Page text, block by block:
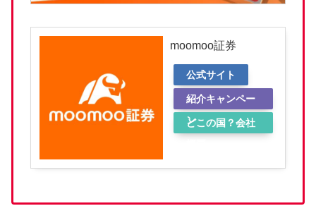
moomoo証券
公式サイト
紹介キャンペー
ン
どこの国？会社